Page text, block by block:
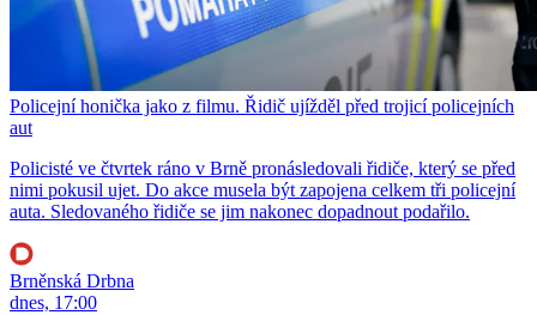
Policejní honička jako z filmu. Řidič ujížděl před trojicí policejních
aut
Policisté ve čtvrtek ráno v Brně pronásledovali řidiče, který se před
nimi pokusil ujet. Do akce musela být zapojena celkem tři policejní
auta. Sledovaného řidiče se jim nakonec dopadnout podařilo.
Brněnská Drbna
dnes, 17:00